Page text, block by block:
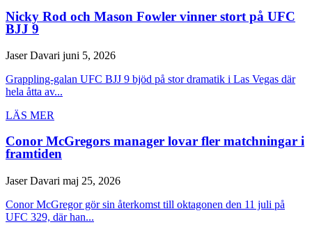
Nicky Rod och Mason Fowler vinner stort på UFC
BJJ 9
Jaser Davari juni 5, 2026
Grappling-galan UFC BJJ 9 bjöd på stor dramatik i Las Vegas där
hela åtta av...
LÄS MER
Conor McGregors manager lovar fler matchningar i
framtiden
Jaser Davari maj 25, 2026
Conor McGregor gör sin återkomst till oktagonen den 11 juli på
UFC 329, där han...